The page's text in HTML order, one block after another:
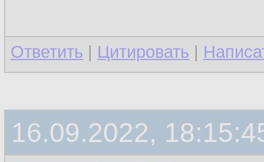
Ответить | Цитировать |
16.09.2022,